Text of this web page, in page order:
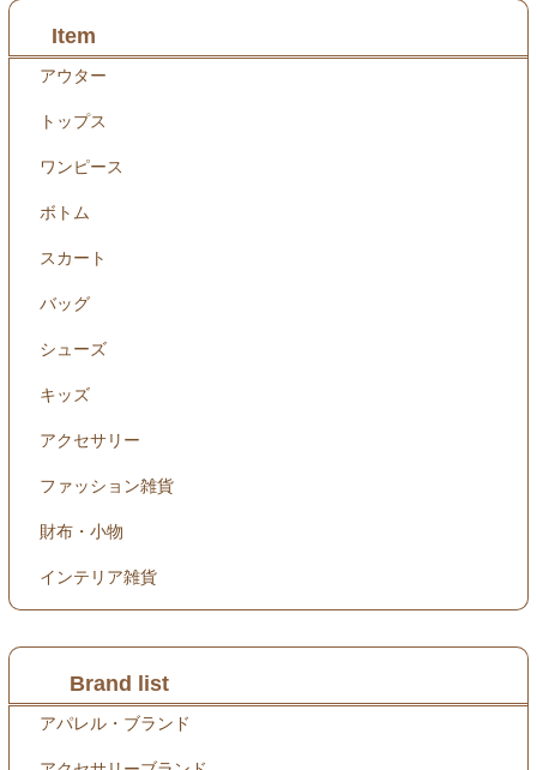
Item
アウター
トップス
ワンピース
ボトム
スカート
バッグ
シューズ
キッズ
アクセサリー
ファッション雑貨
財布・小物
インテリア雑貨
Brand list
アパレル・ブランド